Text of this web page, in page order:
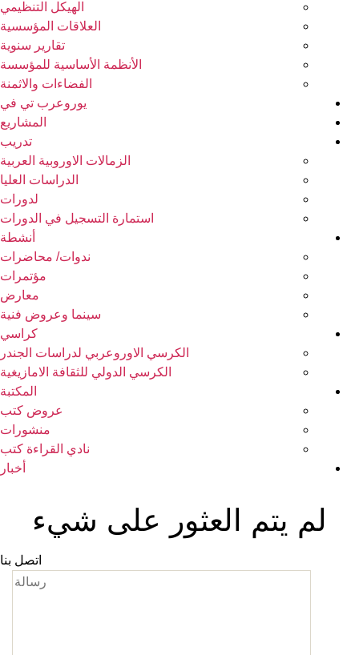
الهيكل التنظيمي
العلاقات المؤسسية
تقارير سنوية
الأنظمة الأساسية للمؤسسة
الفضاءات والاثمنة
يوروعرب تي في
المشاريع
تدريب
الزمالات الاوروبية العربية
الدراسات العليا
لدورات
استمارة التسجيل في الدورات
أنشطة
ندوات/ محاضرات
مؤتمرات
معارض
سينما وعروض فنية
كراسي
الكرسي الاوروعربي لدراسات الجندر
الكرسي الدولي للثقافة الامازيغية
المكتبة
عروض كتب
منشورات
نادي القراءة كتب
أخبار
لم يتم العثور على شيء
اتصل بنا